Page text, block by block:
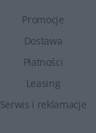
Promocje
Dostawa
Płatności
Leasing
Serwis i reklamacje